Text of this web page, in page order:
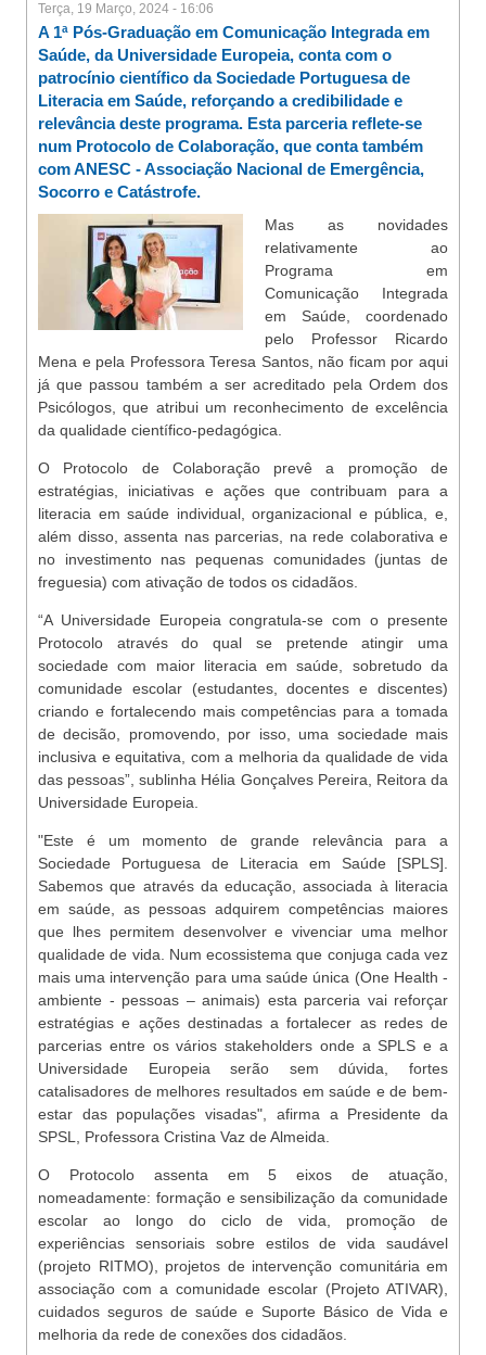
Terça, 19 Março, 2024 - 16:06
A 1ª Pós-Graduação em Comunicação Integrada em
Saúde, da Universidade Europeia, conta com o
patrocínio científico da Sociedade Portuguesa de
Literacia em Saúde, reforçando a credibilidade e
relevância deste programa. Esta parceria reflete-se
num Protocolo de Colaboração, que conta também
com ANESC - Associação Nacional de Emergência,
Socorro e Catástrofe.
Mas as novidades
relativamente ao
Programa em
Comunicação Integrada
em Saúde, coordenado
pelo Professor Ricardo
Mena e pela Professora Teresa Santos, não ficam por aqui
já que passou também a ser acreditado pela Ordem dos
Psicólogos, que atribui um reconhecimento de excelência
da qualidade científico-pedagógica.
O Protocolo de Colaboração prevê a promoção de
estratégias, iniciativas e ações que contribuam para a
literacia em saúde individual, organizacional e pública, e,
além disso, assenta nas parcerias, na rede colaborativa e
no investimento nas pequenas comunidades (juntas de
freguesia) com ativação de todos os cidadãos.
“A Universidade Europeia congratula-se com o presente
Protocolo através do qual se pretende atingir uma
sociedade com maior literacia em saúde, sobretudo da
comunidade escolar (estudantes, docentes e discentes)
criando e fortalecendo mais competências para a tomada
de decisão, promovendo, por isso, uma sociedade mais
inclusiva e equitativa, com a melhoria da qualidade de vida
das pessoas”, sublinha Hélia Gonçalves Pereira, Reitora da
Universidade Europeia.
"Este é um momento de grande relevância para a
Sociedade Portuguesa de Literacia em Saúde [SPLS].
Sabemos que através da educação, associada à literacia
em saúde, as pessoas adquirem competências maiores
que lhes permitem desenvolver e vivenciar uma melhor
qualidade de vida. Num ecossistema que conjuga cada vez
mais uma intervenção para uma saúde única (One Health -
ambiente - pessoas – animais) esta parceria vai reforçar
estratégias e ações destinadas a fortalecer as redes de
parcerias entre os vários stakeholders onde a SPLS e a
Universidade Europeia serão sem dúvida, fortes
catalisadores de melhores resultados em saúde e de bem-
estar das populações visadas", afirma a Presidente da
SPSL, Professora Cristina Vaz de Almeida.
O Protocolo assenta em 5 eixos de atuação,
nomeadamente: formação e sensibilização da comunidade
escolar ao longo do ciclo de vida, promoção de
experiências sensoriais sobre estilos de vida saudável
(projeto RITMO), projetos de intervenção comunitária em
associação com a comunidade escolar (Projeto ATIVAR),
cuidados seguros de saúde e Suporte Básico de Vida e
melhoria da rede de conexões dos cidadãos.